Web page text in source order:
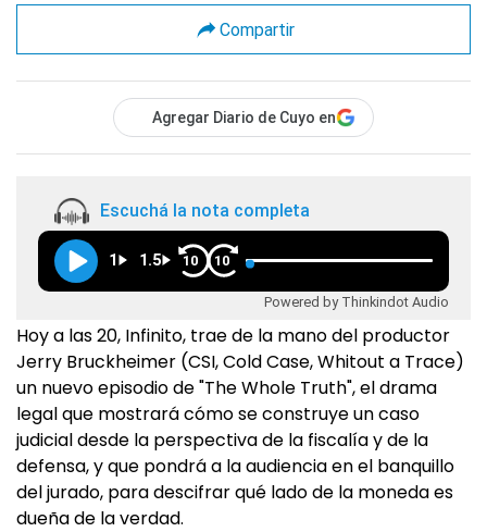
Compartir
Agregar Diario de Cuyo en
Escuchá la nota completa
1 1.5 10 10
Powered by Thinkindot Audio
Hoy a las 20, Infinito, trae de la mano del productor
Jerry Bruckheimer (CSI, Cold Case, Whitout a Trace)
un nuevo episodio de "The Whole Truth", el drama
legal que mostrará cómo se construye un caso
judicial desde la perspectiva de la fiscalía y de la
defensa, y que pondrá a la audiencia en el banquillo
del jurado, para descifrar qué lado de la moneda es
dueña de la verdad.